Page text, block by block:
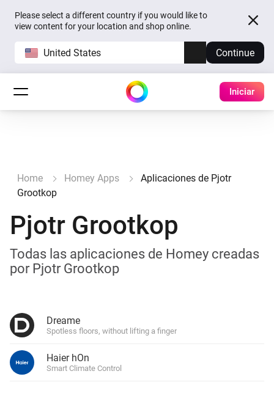
Please select a different country if you would like to
view content for your location and shop online.
United States Continue
Iniciar
Home Homey Apps
Aplicaciones de Pjotr
Grootkop
Pjotr Grootkop
Todas las aplicaciones de Homey creadas
por Pjotr Grootkop
Dreame
Spotless floors, without lifting a finger
Haier hOn
Smart Climate Control